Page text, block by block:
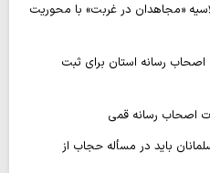
«مجاهدان در غربت» با محوریت
اصحاب رسانه استان برای ثبت
اصحاب رسانه قمی
باید در مسأله حجاب از